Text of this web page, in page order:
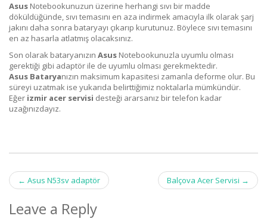
Asus Notebookunuzun üzerine herhangi sıvı bir madde
döküldüğünde, sıvı temasını en aza indirmek amacıyla ilk olarak şarj
jakını daha sonra bataryayı çıkarıp kurutunuz. Böylece sıvı temasını
en az hasarla atlatmış olacaksınız.
Son olarak bataryanızın Asus Notebookunuzla uyumlu olması
gerektiği gibi adaptör ile de uyumlu olması gerekmektedir.
Asus Bataryanızın maksimum kapasitesi zamanla deforme olur. Bu
süreyi uzatmak ise yukarıda belirttiğimiz noktalarla mümkündür.
Eğer izmir acer servisi desteği ararsanız bir telefon kadar
uzağınızdayız.
Post
navigation
← Asus N53sv adaptör Balçova Acer Servisi →
Leave a Reply